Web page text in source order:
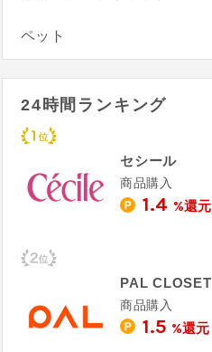
ペット
24時間ランキング
セシール
商品購入
1.4 %還元
商品購入
1.5 %還元